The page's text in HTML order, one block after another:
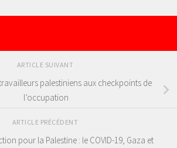
ARTICLE SUIVANT
palestiniens aux checkpoints de
l’occupation
ARTICLE PRÉCÉDENT
pour la Palestine : le COVID-19, Gaza et